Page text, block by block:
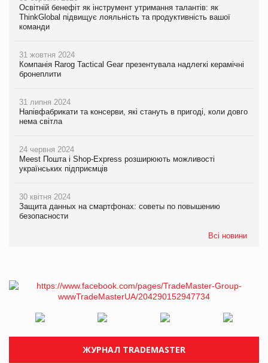
Освітній бенефіт як інструмент утримання талантів: як
ThinkGlobal підвищує лояльність та продуктивність вашої
команди
31 жовтня 2024
Компанія Rarog Tactical Gear презентувала надлегкі керамічні
бронеплити
31 липня 2024
Напівфабрикати та консерви, які стануть в пригоді, коли довго
нема світла
24 червня 2024
Meest Пошта і Shop-Express розширюють можливості
українських підприємців
30 квітня 2024
Защита данных на смартфонах: советы по повышению
безопасности
Всі новини
ЖУРНАЛ TRADEMASTER